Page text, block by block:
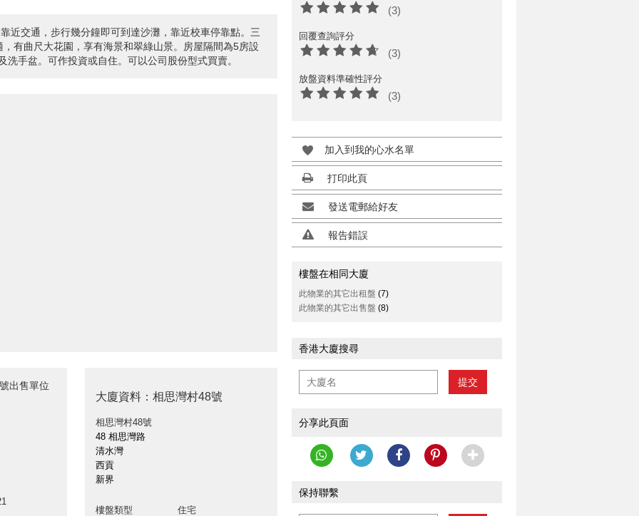
近交通，步行幾分鐘即可到達沙灘，靠近校車停靠點。三
有曲尺大花園，享有海景和翠綠山景。房屋隔間為5房設
手盆。可作投資或自住。可以公司股份型式買賣。
出售單位
大廈資料：相思灣村48號
相思灣村48號
48 相思灣路
清水灣
西貢
新界
樓盤類型
住宅
(3)
回覆查詢評分
(3)
放盤資料準確性評分
(3)
加入到我的心水名單
打印此頁
發送電郵給好友
報告錯誤
樓盤在相同大廈
此物業的其它出租盤 (7)
此物業的其它出售盤 (8)
香港大廈搜尋
提交
分享此頁面
保持聯繫